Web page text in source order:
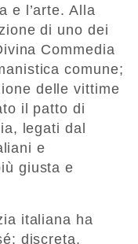
e l’arte. Alla
di uno dei
Commedia
comune;
delle vittime
il patto di
legati dal
e
giusta e
italiana ha
discreta,